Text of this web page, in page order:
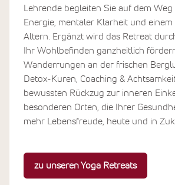
Lehrende begleiten Sie auf dem
Energie, mentaler Klarheit und einem
Altern. Ergänzt wird das Retreat
Ihr Wohlbefinden ganzheitlich
Wanderrungen an der frischen
Detox-Kuren, Coaching &
bewussten Rückzug zur inneren
besonderen Orten, die Ihrer
mehr Lebensfreude, heute und in
zu unseren Yoga Retreats